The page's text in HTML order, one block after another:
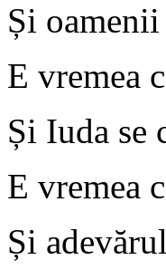
Și
E vremea
Și Iuda se
E vremea
Și